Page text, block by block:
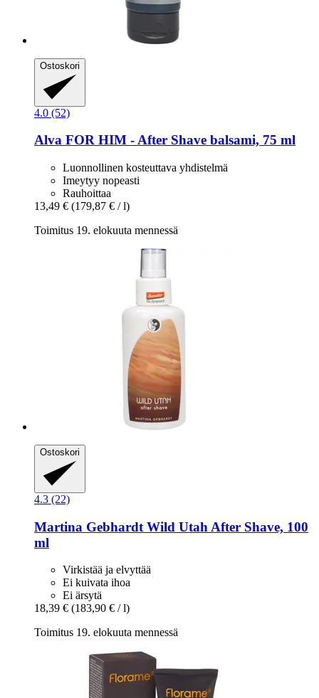
Ostoskori
4.0 (52)
Alva FOR HIM -​ After Shave balsami, 75 ml
Luonnollinen kosteuttava yhdistelmä
Imeytyy nopeasti
Rauhoittaa
13,49 € (179,87 € / l)
Toimitus 19. elokuuta mennessä
Ostoskori
4.3 (22)
Martina Gebhardt Wild Utah After Shave, 100
ml
Virkistää ja elvyttää
Ei kuivata ihoa
Ei ärsytä
18,39 € (183,90 € / l)
Toimitus 19. elokuuta mennessä